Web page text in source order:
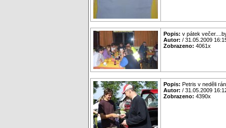
Popis: v pátek
Autor: / 31.05.2009
Zobrazeno: 4061x
Popis: Petris v neděli
Autor: / 31.05.2009
Zobrazeno: 4390x